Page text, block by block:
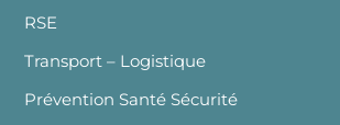
RSE
Transport – Logistique
Prévention Santé Sécurité